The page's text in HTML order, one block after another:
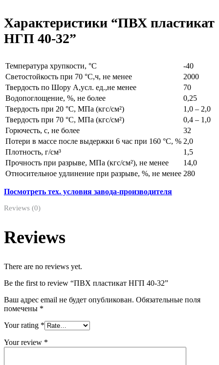
Характеристики “ПВХ пластикат
НГП 40-32”
Температура хрупкости, °С
-40
Светостойкость при 70 °С,ч, не менее
2000
Твердость по Шору А,усл. ед.,не менее
70
Водопоглощение, %, не более
0,25
Твердость при 20 °С, МПа (кгс/см²)
1,0 – 2,0
Твердость при 70 °С, МПа (кгс/см²)
0,4 – 1,0
Горючесть, с, не более
32
Потери в массе после выдержки 6 час при 160 °С, % 2,0
Плотность, г/см³
1,5
Прочность при разрыве, МПа (кгс/см²), не менее
14,0
Относительное удлинение при разрыве, %, не менее 280
Посмотреть тех. условия завода-производителя
Reviews (0)
Reviews
There are no reviews yet.
Be the first to review “ПВХ пластикат НГП 40-32”
Ваш адрес email не будет опубликован. Обязательные поля
помечены *
Your rating *
Your review *